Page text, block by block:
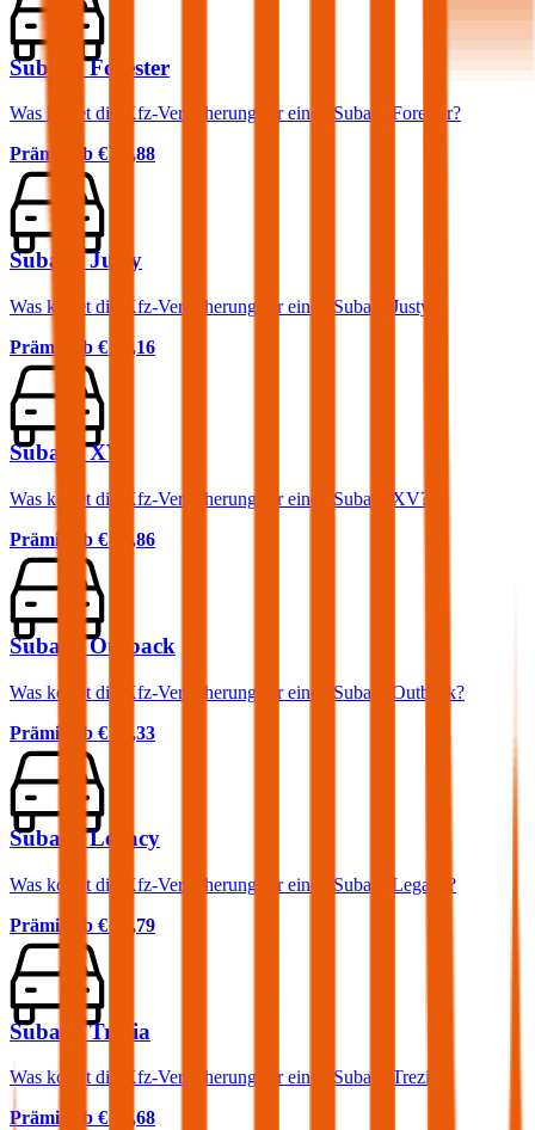
Subaru Forester
Was kostet die Kfz-Versicherung für einen Subaru Forester?
Prämie ab € 82,88
Subaru Justy
Was kostet die Kfz-Versicherung für einen Subaru Justy?
Prämie ab € 35,16
Subaru XV
Was kostet die Kfz-Versicherung für einen Subaru XV?
Prämie ab € 59,86
Subaru Outback
Was kostet die Kfz-Versicherung für einen Subaru Outback?
Prämie ab € 84,33
Subaru Legacy
Was kostet die Kfz-Versicherung für einen Subaru Legacy?
Prämie ab € 84,79
Subaru Trezia
Was kostet die Kfz-Versicherung für einen Subaru Trezia?
Prämie ab € 49,68